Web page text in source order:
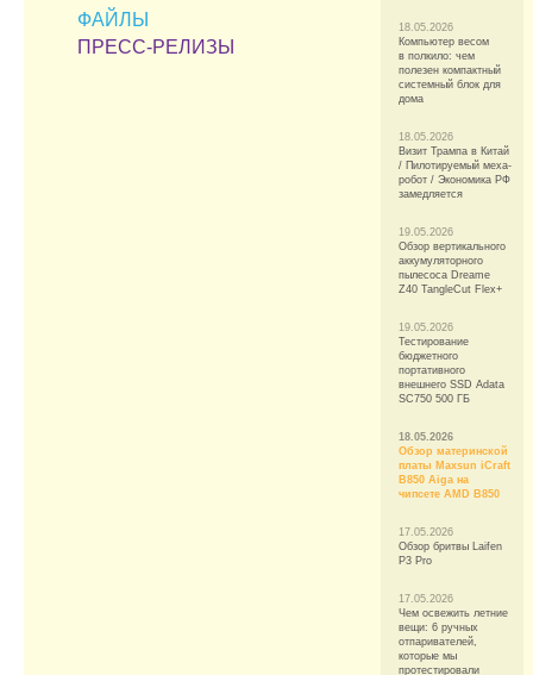
ФАЙЛЫ
ПРЕСС-РЕЛИЗЫ
18.05.2026
Компьютер весом
в полкило: чем
полезен компактный
системный блок для
дома
18.05.2026
Визит Трампа в Китай
/ Пилотируемый меха-
робот / Экономика РФ
замедляется
19.05.2026
Обзор вертикального
аккумуляторного
пылесоса Dreame
Z40 TangleCut Flex+
19.05.2026
Тестирование
бюджетного
портативного
внешнего SSD Adata
SC750 500 ГБ
18.05.2026
Обзор материнской
платы Maxsun iCraft
B850 Aiga на
чипсете AMD B850
17.05.2026
Обзор бритвы Laifen
P3 Pro
17.05.2026
Чем освежить летние
вещи: 6 ручных
отпаривателей,
которые мы
протестировали